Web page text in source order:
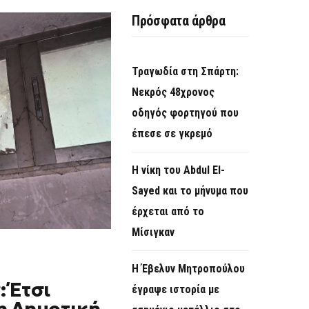
Έτσι
Πρόσφατα άρθρα
Τραγωδία στη Σπάρτη:
Νεκρός 48χρονος
οδηγός φορτηγού που
έπεσε σε γκρεμό
Η νίκη του Abdul El-
Sayed και το μήνυμα που
έρχεται από το
Μίσιγκαν
Η Έβελυν Μητροπούλου
έγραψε ιστορία με